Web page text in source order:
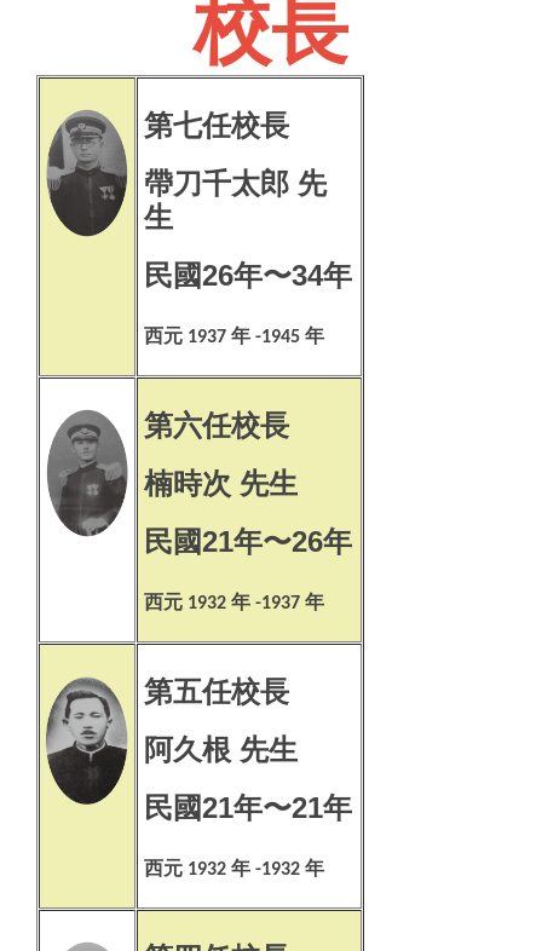
校長
第七任校長
帶刀千太郎 先
生
民國26年〜34年
西元 1937 年 -1945 年
第六任校長
楠時次 先生
民國21年〜26年
西元 1932 年 -1937 年
第五任校長
阿久根 先生
民國21年〜21年
西元 1932 年 -1932 年